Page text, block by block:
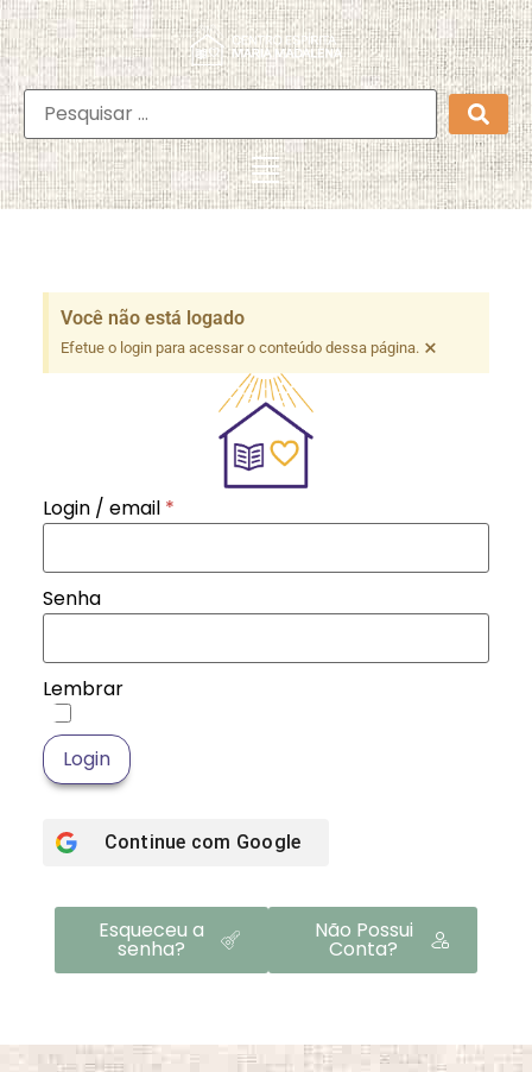
Você não está logado
Efetue o login para acessar o conteúdo dessa página. ×
Login / email *
Senha
Lembrar
Login
Continue com Google
Esqueceu a
senha?
Não Possui
Conta?